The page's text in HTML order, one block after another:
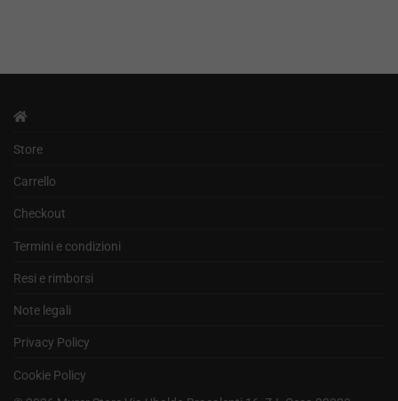
Store
Carrello
Checkout
Termini e condizioni
Resi e rimborsi
Note legali
Privacy Policy
Cookie Policy